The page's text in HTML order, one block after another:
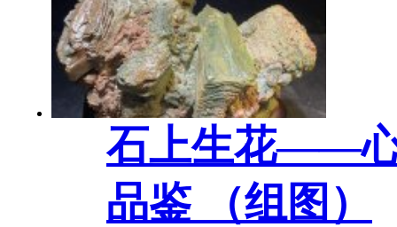
史。大家结合奇...
石上生花——
品鉴 （组图）